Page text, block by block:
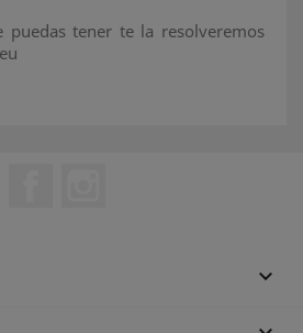
puedas tener te la resolveremos
